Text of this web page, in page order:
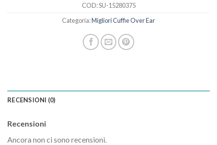
COD:SU-15280375
Categoria:Migliori Cuffie Over Ear
RECENSIONI (0)
Recensioni
Ancora non ci sono recensioni.